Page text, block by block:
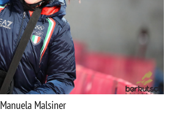
Manuela Malsiner